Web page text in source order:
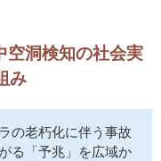
ー
空洞検知の社会実
み
の老朽化に伴う事故
る「予兆」を広域か